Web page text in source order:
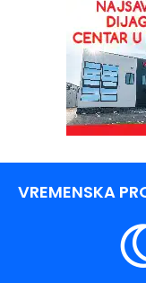
VREMENSKA